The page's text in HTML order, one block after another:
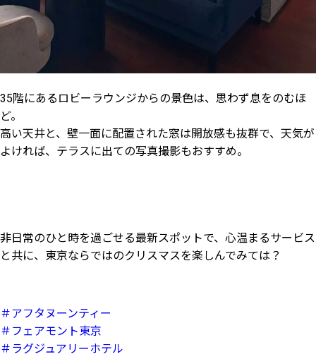
35階にあるロビーラウンジからの景色は、思わず息をのむほ
ど。
高い天井と、壁一面に配置された窓は開放感も抜群で、天気が
よければ、テラスに出ての写真撮影もおすすめ。
非日常のひと時を過ごせる最新スポットで、心温まるサービス
と共に、東京ならではのクリスマスを楽しんでみては？
＃アフタヌーンティー
＃フェアモント東京
＃ラグジュアリーホテル